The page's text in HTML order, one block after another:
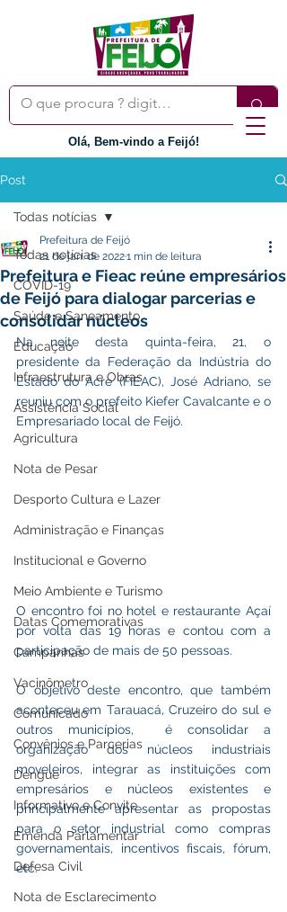
Olá, Bem-vindo a Feijó!
Post
Todas notícias
COVID-19
Saúde e Saneamento
Educação
Infraestrutura e Obras
Assistência Social
Agricultura
Nota de Pesar
Desporto Cultura e Lazer
Administração e Finanças
Institucional e Governo
Meio Ambiente e Turismo
Datas Comemorativas
Campanhas
Vacinômetro
Comunicado
Convênios e Parcerias
Dengue
Informativo e Convite
Emenda Parlamentar
Defesa Civil
Nota de Esclarecimento
Todas notícias
Prefeitura e Fieac reúne empresários
de Feijó para dialogar parcerias e
consolidar núcleos
Prefeitura de Feijó
21 de jan. de 20221 min de leitura
Na noite desta quinta-feira, 21, o
presidente da Federação da Indústria do
Estado do Acre (FIEAC), José Adriano, se
reuniu com o prefeito Kiefer Cavalcante e o
Empresariado local de Feijó.
O encontro foi no hotel e restaurante Açaí
por volta das 19 horas e contou com a
participação de mais de 50 pessoas.
O objetivo deste encontro, que também
aconteceu em Tarauacá, Cruzeiro do sul e
outros municípios,  é consolidar a
organização dos núcleos industriais
moveleiros, integrar as instituições com
empresários e núcleos existentes e
principalmente apresentar as propostas
para o setor industrial como compras
governamentais, incentivos fiscais, fórum,
etc.